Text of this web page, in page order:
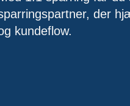
der
kundeflow.